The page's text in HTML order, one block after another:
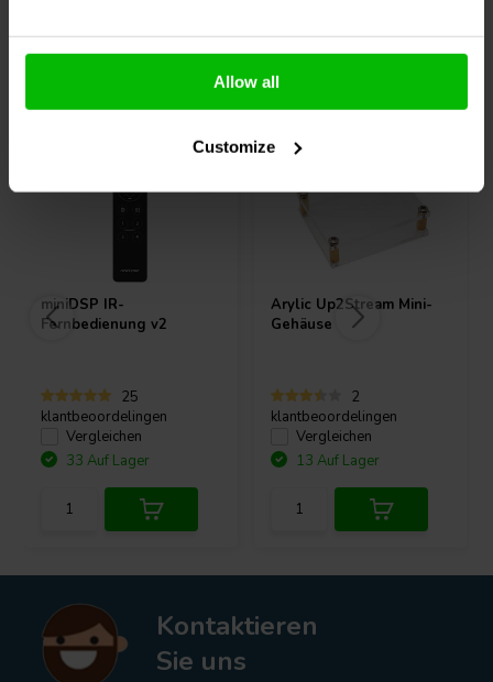
Allow all
Customize
Andere Kunden kauften auch
miniDSP IR-
Fernbedienung v2
25
klantbeoordelingen
Vergleichen
33 Auf Lager
Arylic Up2Stream Mini-
Gehäuse
2
klantbeoordelingen
Vergleichen
13 Auf Lager
Kontaktieren
Sie uns